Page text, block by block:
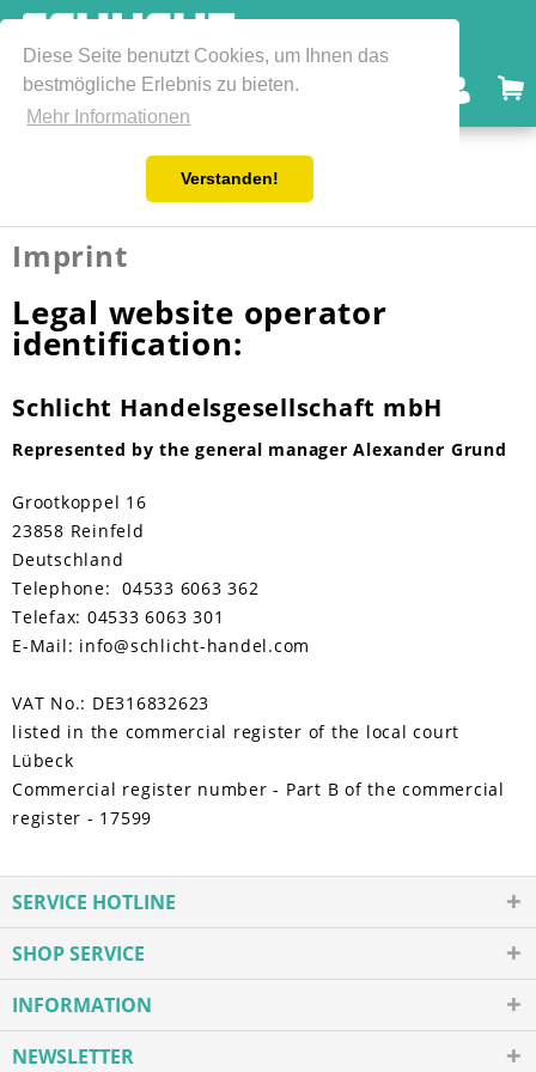
Diese Seite benutzt Cookies, um Ihnen das
bestmögliche Erlebnis zu bieten.
Mehr Informationen
Verstanden!
Menu
Imprint Schlicht Handelsgesellschaft mbH
Imprint
Legal website operator
identification:
Schlicht Handelsgesellschaft mbH
Represented by the general manager Alexander Grund
Grootkoppel 16
23858 Reinfeld
Deutschland
Telephone: 04533 6063 362
Telefax: 04533 6063 301
E-Mail: info@schlicht-handel.com
VAT No.: DE316832623
listed in the commercial register of the local court
Lübeck
Commercial register number - Part B of the commercial
register - 17599
SERVICE HOTLINE
SHOP SERVICE
INFORMATION
NEWSLETTER